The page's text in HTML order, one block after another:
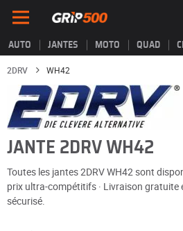
AUTO JANTES MOTO QUAD
2DRV WH42
JANTE 2DRV WH42
Toutes les jantes 2DRV WH42 sont
prix ultra-compétitifs · Livraison gratuite
sécurisé.